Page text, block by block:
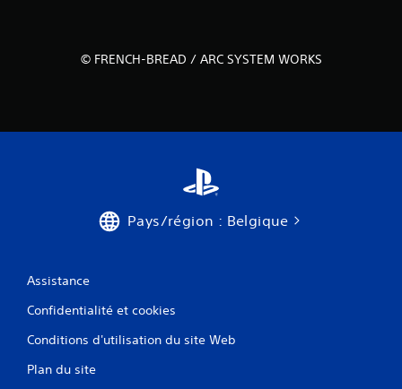
© FRENCH-BREAD / ARC SYSTEM WORKS
Pays/région : Belgique
Assistance
Confidentialité et cookies
Conditions d'utilisation du site Web
Plan du site